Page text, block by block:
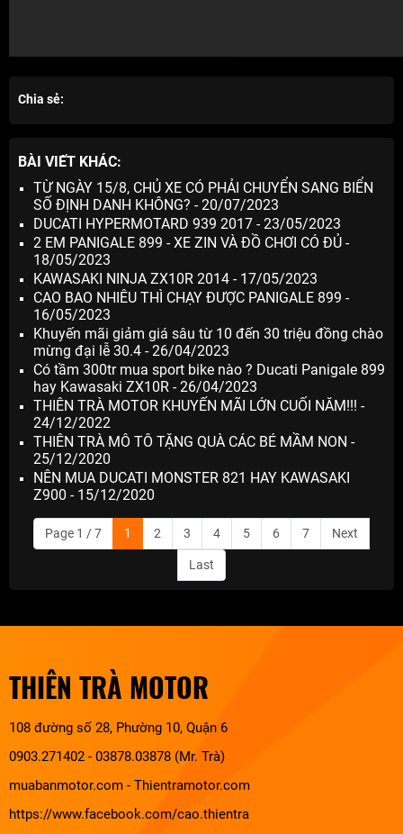
Chia sẻ:
BÀI VIẾT KHÁC:
TỪ NGÀY 15/8, CHỦ XE CÓ PHẢI CHUYỂN SANG BIỂN
SỐ ĐỊNH DANH KHÔNG? - 20/07/2023
DUCATI HYPERMOTARD 939 2017 - 23/05/2023
2 EM PANIGALE 899 - XE ZIN VÀ ĐỒ CHƠI CÓ ĐỦ -
18/05/2023
KAWASAKI NINJA ZX10R 2014 - 17/05/2023
CAO BAO NHIÊU THÌ CHẠY ĐƯỢC PANIGALE 899 -
16/05/2023
Khuyến mãi giảm giá sâu từ 10 đến 30 triệu đồng chào
mừng đại lễ 30.4 - 26/04/2023
Có tầm 300tr mua sport bike nào ? Ducati Panigale 899
hay Kawasaki ZX10R - 26/04/2023
THIÊN TRÀ MOTOR KHUYẾN MÃI LỚN CUỐI NĂM!!! -
24/12/2022
THIÊN TRÀ MÔ TÔ TẶNG QUÀ CÁC BÉ MẦM NON -
25/12/2020
NÊN MUA DUCATI MONSTER 821 HAY KAWASAKI
Z900 - 15/12/2020
Page 1 / 7 1 2 3 4 5 6 7 Next
Last
THIÊN TRÀ MOTOR
108 đường số 28, Phường 10, Quận 6
0903.271402 - 03878.03878 (Mr. Trà)
muabanmotor.com - Thientramotor.com
https://www.facebook.com/cao.thientra